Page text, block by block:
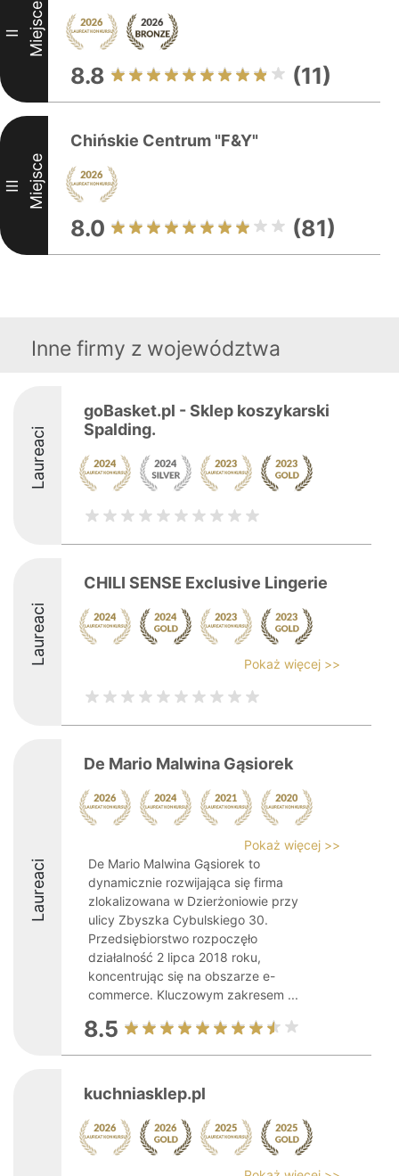
II Miejsce
8.8 (11)
III Miejsce
Chińskie Centrum "F&Y"
8.0 (81)
Inne firmy z województwa
Laureaci
goBasket.pl - Sklep koszykarski
Spalding.
Laureaci
CHILI SENSE Exclusive Lingerie
Pokaż więcej >>
Laureaci
De Mario Malwina Gąsiorek
Pokaż więcej >>
De Mario Malwina Gąsiorek to
dynamicznie rozwijająca się firma
zlokalizowana w Dzierżoniowie przy
ulicy Zbyszka Cybulskiego 30.
Przedsiębiorstwo rozpoczęło
działalność 2 lipca 2018 roku,
koncentrując się na obszarze e-
commerce. Kluczowym zakresem ...
8.5
kuchniasklep.pl